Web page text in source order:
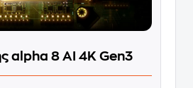
alpha 8 AI 4K Gen3